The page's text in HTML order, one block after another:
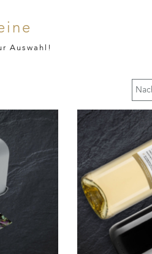
Auswahl!